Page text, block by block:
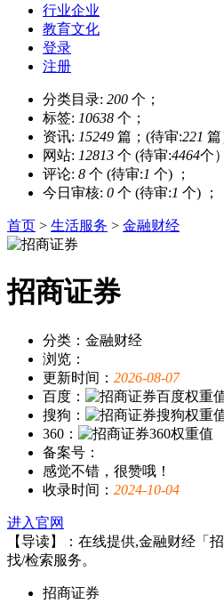
行业企业
教育文化
登录
注册
分类目录: 200 个；
标签: 10638 个；
资讯: 15249 篇；(待审:221 篇
网站: 12813 个 (待审:4464个
评论: 8 个 (待审:1 个) ；
今日审核: 0 个 (待审:1 个) ；
首页 > 生活服务 > 金融财经
招商证券
分类：金融财经
浏览：
更新时间： 2026-08-07
百度：
搜狗：
360：
备案号：
感觉不错，很赞哦！
收录时间： 2024-10-04
进入官网
【导读】：在线提供,金融财经「
找/检索服务。
招商证券